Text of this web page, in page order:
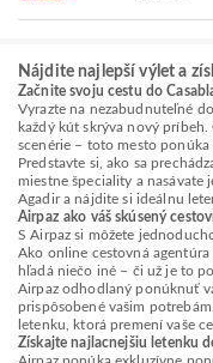
Nájdite najlepší výlet a
Začnite svoju cestu do
Vyrazte na nezabudnuteľné
každý kút skrýva nový
scenérie – toto mesto ponúka
Predstavte si, ako sa
miestne špeciality a nasávate
Agadir a nájdite si ideálnu
Airpaz ako váš skúsený
S Airpaz si môžete
Ako online cestovná
hľadá niečo iné – či už je to
Airpaz odhodlaný ponúknuť
prispôsobené vašim
letenku, ktorá premení vaše
Získajte najlacnejšiu letenku